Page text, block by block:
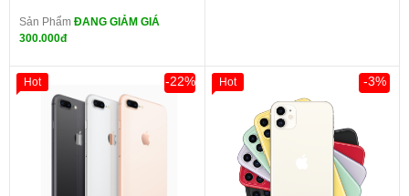
Sản Phẩm ĐANG GIẢM GIÁ
300.000đ
-22%
Hot -3%
Hot